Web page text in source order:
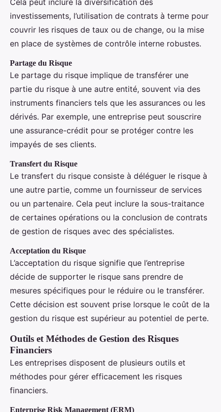
Cela peut inclure la diversification des
investissements, l’utilisation de contrats à terme pour
couvrir les risques de taux ou de change, ou la mise
en place de systèmes de contrôle interne robustes.
Partage du Risque
Le partage du risque implique de transférer une
partie du risque à une autre entité, souvent via des
instruments financiers tels que les assurances ou les
dérivés. Par exemple, une entreprise peut souscrire
une assurance-crédit pour se protéger contre les
impayés de ses clients.
Transfert du Risque
Le transfert du risque consiste à déléguer le risque à
une autre partie, comme un fournisseur de services
ou un partenaire. Cela peut inclure la sous-traitance
de certaines opérations ou la conclusion de contrats
de gestion de risques avec des spécialistes.
Acceptation du Risque
L’acceptation du risque signifie que l’entreprise
décide de supporter le risque sans prendre de
mesures spécifiques pour le réduire ou le transférer.
Cette décision est souvent prise lorsque le coût de la
gestion du risque est supérieur au potentiel de perte.
Outils et Méthodes de Gestion des Risques
Financiers
Les entreprises disposent de plusieurs outils et
méthodes pour gérer efficacement les risques
financiers.
Enterprise Risk Management (ERM)